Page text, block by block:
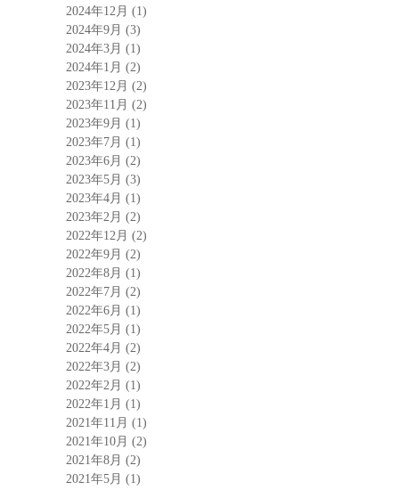
2024年12月 (1)
2024年9月 (3)
2024年3月 (1)
2024年1月 (2)
2023年12月 (2)
2023年11月 (2)
2023年9月 (1)
2023年7月 (1)
2023年6月 (2)
2023年5月 (3)
2023年4月 (1)
2023年2月 (2)
2022年12月 (2)
2022年9月 (2)
2022年8月 (1)
2022年7月 (2)
2022年6月 (1)
2022年5月 (1)
2022年4月 (2)
2022年3月 (2)
2022年2月 (1)
2022年1月 (1)
2021年11月 (1)
2021年10月 (2)
2021年8月 (2)
2021年5月 (1)